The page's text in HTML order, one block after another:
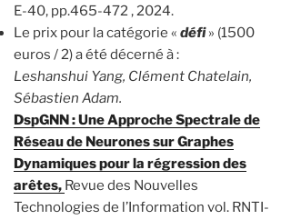
E-40, pp.465-472 , 2024.
Le prix pour la catégorie « défi» (1500
euros / 2) a été décerné à :
Leshanshui Yang, Clément Chatelain,
Sébastien Adam.
DspGNN : Une Approche Spectrale de
Réseau de Neurones sur Graphes
Dynamiques pour la régression des
arêtes, Revue des Nouvelles
Technologies de l’Information vol. RNTI-